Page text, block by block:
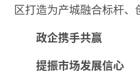
区打造为产城融合标杆、
政企携手共赢
提振市场发展信心